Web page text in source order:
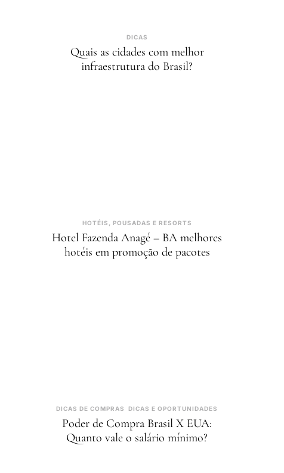
DICAS
Quais as cidades com melhor
infraestrutura do Brasil?
HOTÉIS, POUSADAS E RESORTS
Hotel Fazenda Anagé – BA melhores
hotéis em promoção de pacotes
DICAS DE COMPRAS DICAS E OPORTUNIDADES
Poder de Compra Brasil X EUA:
Quanto vale o salário mínimo?